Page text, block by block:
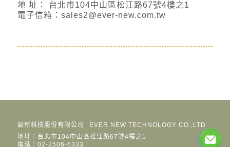
地 址： 台北市104中山區松江路67號4樓之1
電子信箱：sales2@ever-new.com.tw
穎新科技股份有限公司
EVER NEW TECHNOLOGY CO.,LTD
地址：台北市104中山區松江路67號4樓之1
電話：02-2506-6333